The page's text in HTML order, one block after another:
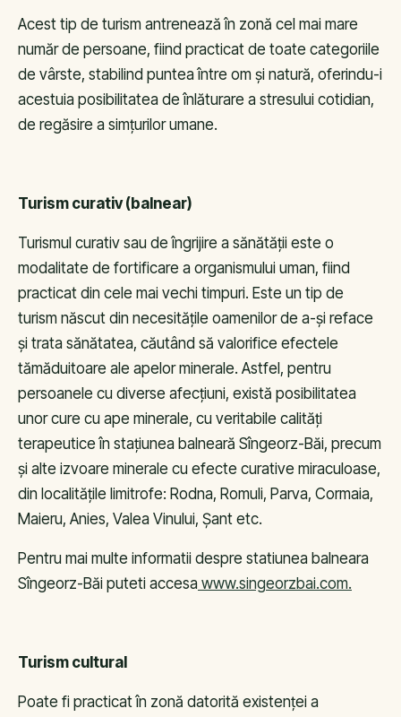
Acest tip de turism antrenează în zonă cel mai mare
număr de persoane, fiind practicat de toate categoriile
de vârste, stabilind puntea între om și natură, oferindu-i
acestuia posibilitatea de înlăturare a stresului cotidian,
de regăsire a simțurilor umane.
Turism curativ (balnear)
Turismul curativ sau de îngrijire a sănătății este o
modalitate de fortificare a organismului uman, fiind
practicat din cele mai vechi timpuri. Este un tip de
turism născut din necesitățile oamenilor de a-și reface
și trata sănătatea, căutând să valorifice efectele
tămăduitoare ale apelor minerale. Astfel, pentru
persoanele cu diverse afecțiuni, există posibilitatea
unor cure cu ape minerale, cu veritabile calități
terapeutice în stațiunea balneară Sîngeorz-Băi, precum
și alte izvoare minerale cu efecte curative miraculoase,
din localitățile limitrofe: Rodna, Romuli, Parva, Cormaia,
Maieru, Anies, Valea Vinului, Şant etc.
Pentru mai multe informatii despre statiunea balneara
Sîngeorz-Băi puteti accesa www.singeorzbai.com.
Turism cultural
Poate fi practicat în zonă datorită existenței a